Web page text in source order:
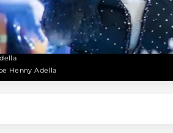
Henny Adella